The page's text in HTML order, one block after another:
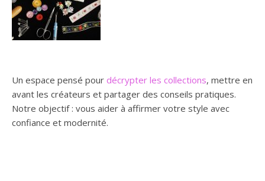
Un espace pensé pour décrypter les collections, mettre en
avant les créateurs et partager des conseils pratiques.
Notre objectif : vous aider à affirmer votre style avec
confiance et modernité.